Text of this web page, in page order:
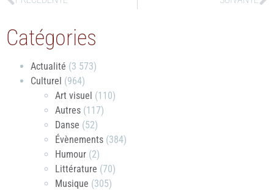
Catégories
Actualité (3 573)
Culturel (964)
Art visuel (110)
Autres (117)
Danse (52)
Évènements (384)
Humour (2)
Littérature (70)
Musique (305)